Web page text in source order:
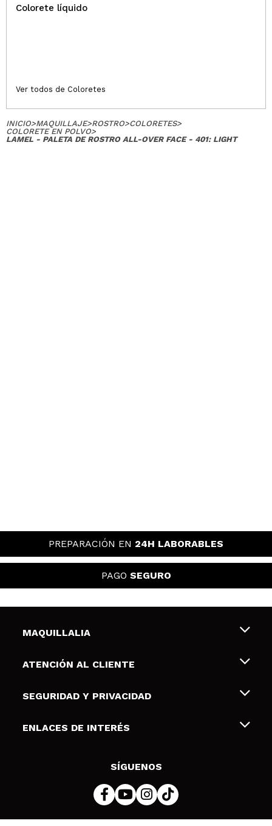
Colorete líquido
Ver todos de Coloretes
INICIO>MAQUILLAJE>ROSTRO>COLORETES>
COLORETE EN POLVO>
LAMEL - PALETA DE ROSTRO ALL-OVER FACE - 401: LIGHT
PREPARACIÓN EN 24H LABORABLES
PAGO SEGURO
MAQUILLALIA
Sobre nosotros
Tarjetas de Regalo
ATENCIÓN AL CLIENTE
Envíos y devoluciones
Formas de pago
SEGURIDAD Y PRIVACIDAD
Terminos y condiciones de uso
Política de cookies
ENLACES DE INTERÉS
SÍGUENOS